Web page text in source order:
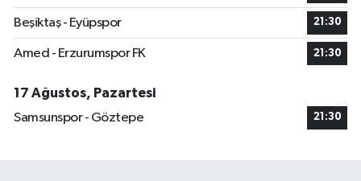
Beşiktaş - Eyüpspor 21:30
Amed - Erzurumspor FK 21:30
17 Ağustos, Pazartesi
Samsunspor - Göztepe
21:30